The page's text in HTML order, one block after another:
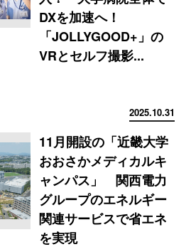
DXを加速へ！
「JOLLYGOOD+」の
VRとセルフ撮影...
2025.10.31
11月開設の「近畿大学
おおさかメディカルキ
ャンパス」 関西電力
グループのエネルギー
関連サービスで省エネ
を実現